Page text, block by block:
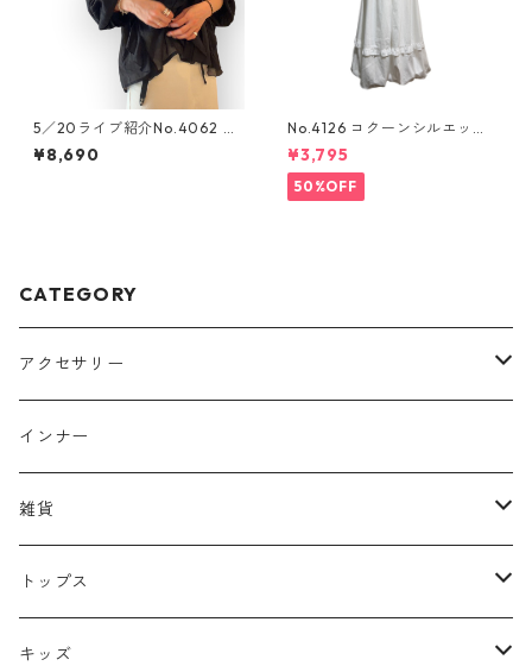
5／20ライブ紹介No.4062 フ
リフリブラウス
¥8,690
No.4126 コクーンシルエット
スカート
¥3,795
50%OFF
CATEGORY
アクセサリー
ヘッドアクセサリー
リング
イヤーカフ
ピアス
インナー
雑貨
バッグ
キャップ
トップス
ニット
キッズ